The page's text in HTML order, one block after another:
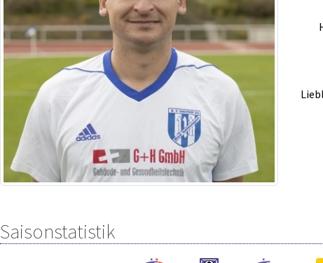
Saisonstatistik